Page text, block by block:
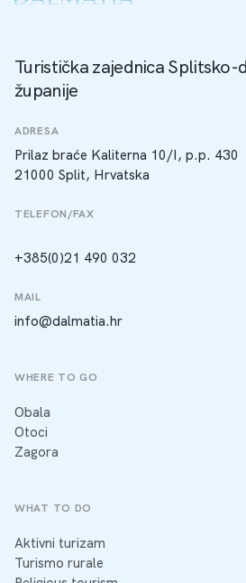
Turistička zajednica Splitsko-
županije
ADRESA
Prilaz braće Kaliterna 10/I, p.p. 430
21000 Split, Hrvatska
TELEFON/FAX
+385(0)21 490 032
MAIL
info@dalmatia.hr
WHERE TO GO
Obala
Otoci
Zagora
WHAT TO DO
Aktivni turizam
Turismo rurale